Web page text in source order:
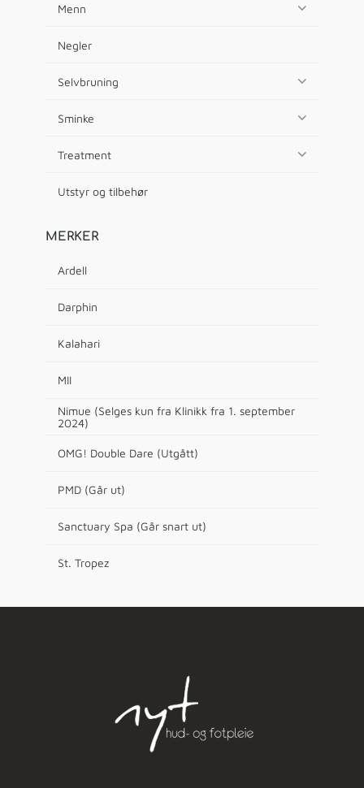
Menn
Negler
Selvbruning
Sminke
Treatment
Utstyr og tilbehør
MERKER
Ardell
Darphin
Kalahari
MII
Nimue (Selges kun fra Klinikk fra 1. september
2024)
OMG! Double Dare (Utgått)
PMD (Går ut)
Sanctuary Spa (Går snart ut)
St. Tropez